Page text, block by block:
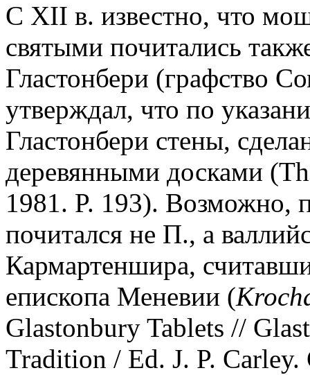
С XII в. известно, что
святыми почитались
Гластонбери (графство
утверждал, что по
Гластонбери стены,
деревянными досками
1981. P. 193). Возможно,
почитался не П., а
Кармартеншира,
епископа Меневии (
Glastonbury Tablets //
Tradition / Ed. J. P. Carley.